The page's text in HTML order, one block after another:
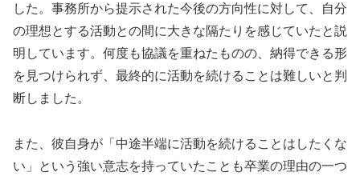
した。事務所から提示された今後の方向性に対して、自分
の理想とする活動との間に大きな隔たりを感じていたと説
明しています。何度も協議を重ねたものの、納得できる形
を見つけられず、最終的に活動を続けることは難しいと判
断しました。
また、彼自身が「中途半端に活動を続けることはしたくな
い」という強い意志を持っていたことも卒業の理由の一つ